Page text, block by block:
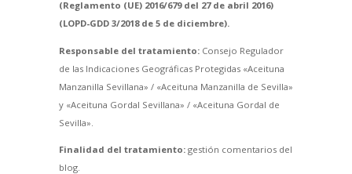
(Reglamento (UE) 2016/679 del 27 de abril 2016)
(LOPD-GDD 3/2018 de 5 de diciembre).
Responsable del tratamiento:Consejo Regulador
de las Indicaciones Geográficas Protegidas «Aceituna
Manzanilla Sevillana» / «Aceituna Manzanilla de Sevilla»
y «Aceituna Gordal Sevillana» / «Aceituna Gordal de
Sevilla».
Finalidad del tratamiento:gestión comentarios del
blog.